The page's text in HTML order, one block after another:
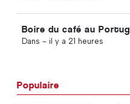
Boire du café au
Dans - il y a 21 heures
Populaire